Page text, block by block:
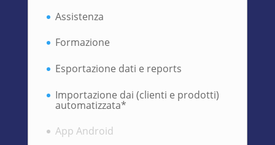
Assistenza
Formazione
Esportazione dati e reports
Importazione dai (clienti e prodotti)
automatizzata*
App Android